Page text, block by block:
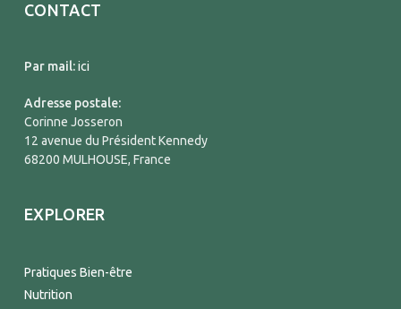
CONTACT
Par mail:ici
Adresse postale:
Corinne Josseron
12 avenue du Président Kennedy
68200 MULHOUSE, France
EXPLORER
Pratiques Bien-être
Nutrition